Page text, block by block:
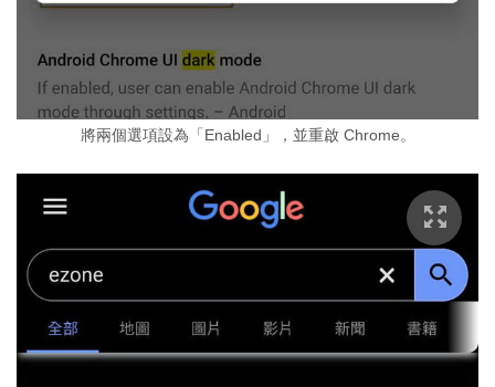
將兩個選項設為「Enabled」，並重啟 Chrome。